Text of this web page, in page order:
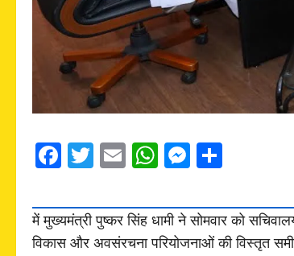
Facebook
Twitter
EmailWhatsApp
में मुख्यमंत्री पुष्कर सिंह धामी ने सोमवार को
विकास और अवसंरचना परियोजनाओं की विस्तृत